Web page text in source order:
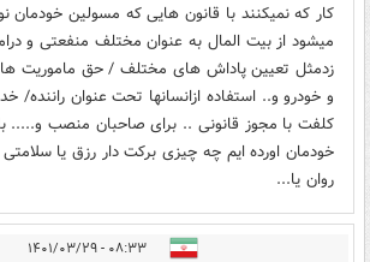
کار که نمیکنند با قانون هایی که مسولین خودمان
میشود از بیت المال به عنوان مختلف منفعتی و
زدمثل تعیین پاداش های مختلف / حق ماموریت ها /
و خودرو و.. استفاده ازانسانها تحت عنوان راننده/
کلفت با مجوز قانونی .. برای صاحبان منصب و.....
خودمان اورده ایم چه چیزی برکت دار رزق یا
روان یا...
۰۸:۳۳ - ۱۴۰۱/۰۳/۲۹